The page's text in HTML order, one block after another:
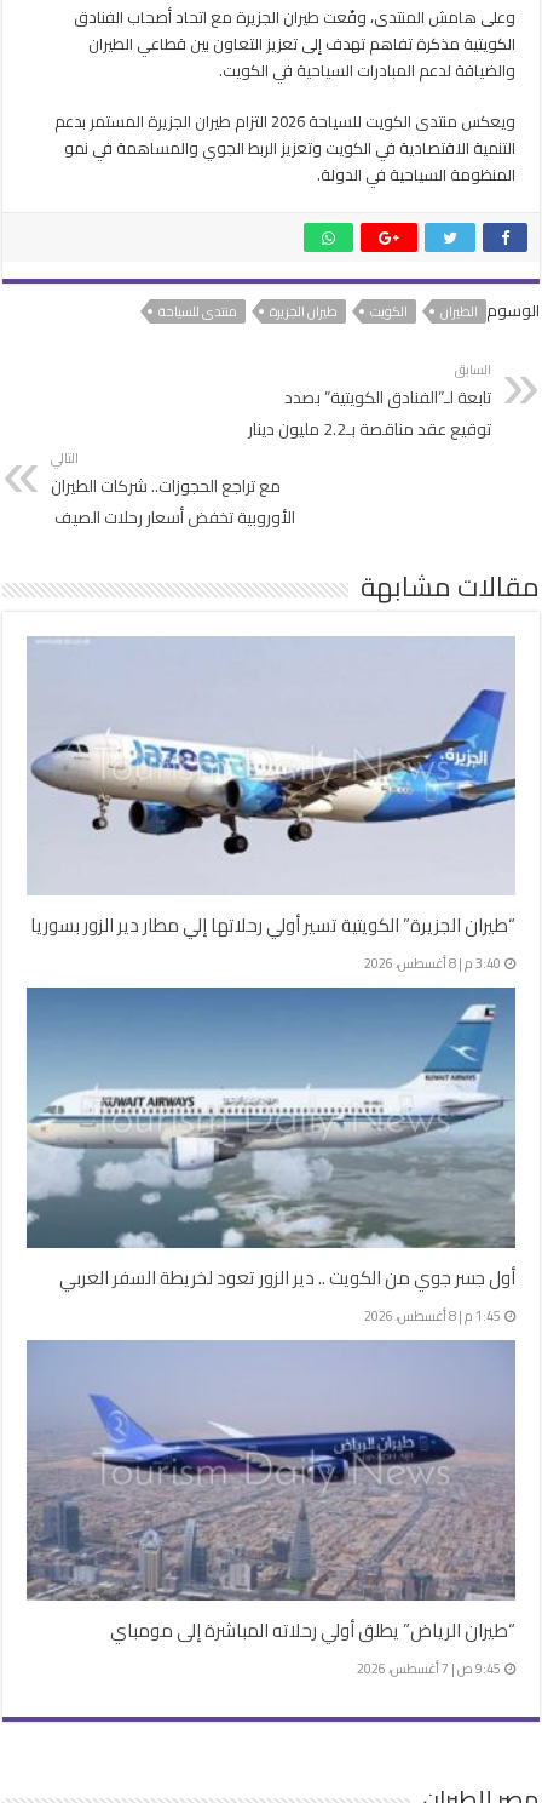
وعلى هامش المنتدى، وقّعت طيران الجزيرة مع اتحاد أصحاب الفنادق
الكويتية مذكرة تفاهم تهدف إلى تعزيز التعاون بين قطاعي الطيران
والضيافة لدعم المبادرات السياحية في الكويت.
ويعكس منتدى الكويت للسياحة 2026 التزام طيران الجزيرة المستمر بدعم
التنمية الاقتصادية في الكويت وتعزيز الربط الجوي والمساهمة في نمو
المنظومة السياحية في الدولة.
الوسوم الطيران الكويت طيران الجزيرة منتدى للسياحة
السابق
تابعة لـ”الفنادق الكويتية” بصدد
توقيع عقد مناقصة بـ2.2 مليون دينار
التالي
مع تراجع الحجوزات.. شركات الطيران
الأوروبية تخفض أسعار رحلات الصيف
مقالات مشابهة
“طيران الجزيرة” الكويتية تسير أولي رحلاتها إلي مطار دير الزور بسوريا
3:40 م | 8 أغسطس، 2026
أول جسر جوي من الكويت .. دير الزور تعود لخريطة السفر العربي
1:45 م | 8 أغسطس، 2026
“طيران الرياض” يطلق أولي رحلاته المباشرة إلى مومباي
9:45 ص | 7 أغسطس، 2026